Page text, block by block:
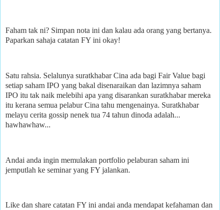
Faham tak ni? Simpan nota ini dan kalau ada orang yang bertanya.
Paparkan sahaja catatan FY ini okay!
Satu rahsia. Selalunya suratkhabar Cina ada bagi Fair Value bagi
setiap saham IPO yang bakal disenaraikan dan lazimnya saham
IPO itu tak naik melebihi apa yang disarankan suratkhabar mereka
itu kerana semua pelabur Cina tahu mengenainya. Suratkhabar
melayu cerita gossip nenek tua 74 tahun dinoda adalah...
hawhawhaw...
Andai anda ingin memulakan portfolio pelaburan saham ini
jemputlah ke seminar yang FY jalankan.
Like dan share catatan FY ini andai anda mendapat kefahaman dan